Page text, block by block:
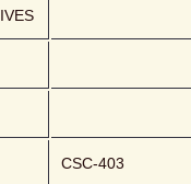
CSC-403